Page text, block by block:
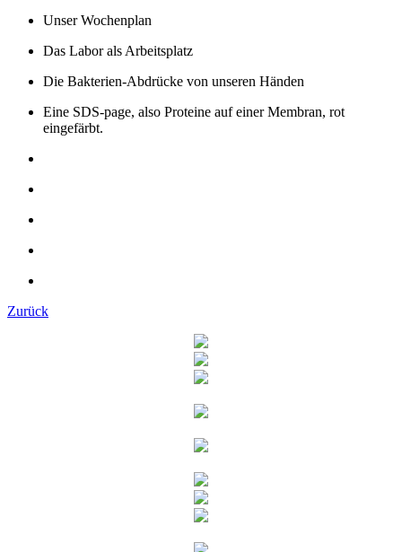
Unser Wochenplan
Das Labor als Arbeitsplatz
Die Bakterien-Abdrücke von unseren Händen
Eine SDS-page, also Proteine auf einer Membran, rot
eingefärbt.
Zurück